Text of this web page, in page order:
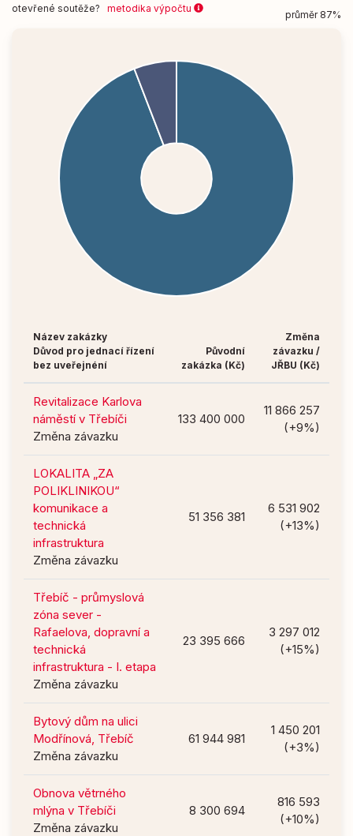
otevřené soutěže? metodika výpočtu
průměr 87%
Název zakázky
Důvod pro jednací řízení
bez uveřejnéní
Původní
zakázka (Kč)
Změna
závazku /
JŘBU (Kč)
Revitalizace Karlova
náměstí v Třebíči
Změna závazku
133 400 000
11 866 257
(+9%)
LOKALITA „ZA
POLIKLINIKOU“
komunikace a
technická
infrastruktura
Změna závazku
51 356 381
6 531 902
(+13%)
Třebíč - průmyslová
zóna sever -
Rafaelova, dopravní a
technická
infrastruktura - I. etapa
Změna závazku
23 395 666
3 297 012
(+15%)
Bytový dům na ulici
Modřínová, Třebíč
Změna závazku
61 944 981
1 450 201
(+3%)
Obnova větrného
mlýna v Třebíči
Změna závazku
8 300 694
816 593
(+10%)